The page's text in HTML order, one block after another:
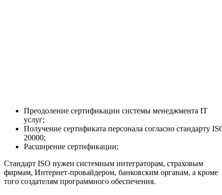
Преодоление сертификации системы менеджмента IT
услуг;
Получение сертификата персонала согласно стандарту
20000;
Расширение сертификации;
Стандарт ISO нужен системным интеграторам, страховым
фирмам, Интернет-провайдером, банковским органам, а кроме
того создателям программного обеспечения.